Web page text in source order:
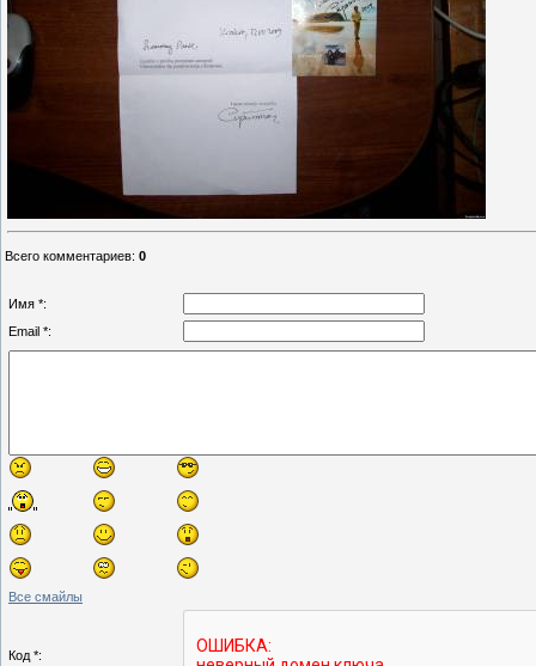
Всего комментариев: 0
Имя *:
Email *:
Все смайлы
Код *: